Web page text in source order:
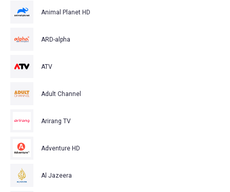
Animal Planet HD
ARD-alpha
ATV
Adult Channel
Arirang TV
Adventure HD
Al Jazeera